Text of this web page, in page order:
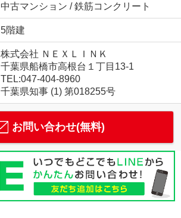
中古マンション / 鉄筋コンクリート
5階建
株式会社 ＮＥＸＬＩＮＫ
千葉県船橋市高根台１丁目13-1
TEL:047-404-8960
千葉県知事 (1) 第018255号
お問い合わせ(無料)